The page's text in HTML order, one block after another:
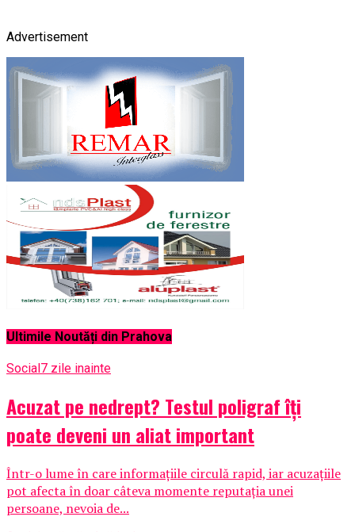
Advertisement
Ultimile Noutăți din Prahova
Social 7 zile inainte
Acuzat pe nedrept? Testul poligraf îţi
poate deveni un aliat important
Într-o lume în care informațiile circulă rapid, iar acuzațiile
pot afecta în doar câteva momente reputația unei
persoane, nevoia de...